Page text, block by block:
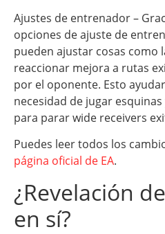
Ajustes de entrenador –
opciones de ajuste de
pueden ajustar cosas como
reaccionar mejora a rutas
por el oponente. Esto
necesidad de jugar
para parar wide receivers
Puedes leer todos los
página oficial de EA.
¿Revelación
en sí?